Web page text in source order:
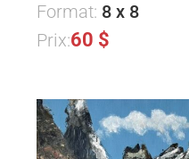
Format: 8 x 8
Prix:60 $